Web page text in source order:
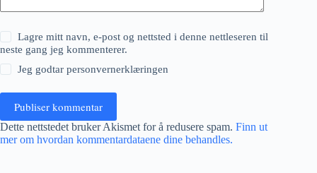
Lagre mitt navn, e-post og nettsted i denne nettleseren til
neste gang jeg kommenterer.
Jeg godtarpersonvernerklæringen
Publiser kommentar
Dette nettstedet bruker Akismet for å redusere spam. Finn ut
mer om hvordan kommentardataene dine behandles.